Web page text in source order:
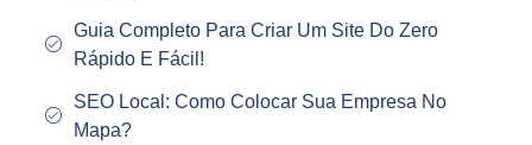
Guia Completo Para Criar Um Site Do Zero
Rápido E Fácil!
SEO Local: Como Colocar Sua Empresa No
Mapa?